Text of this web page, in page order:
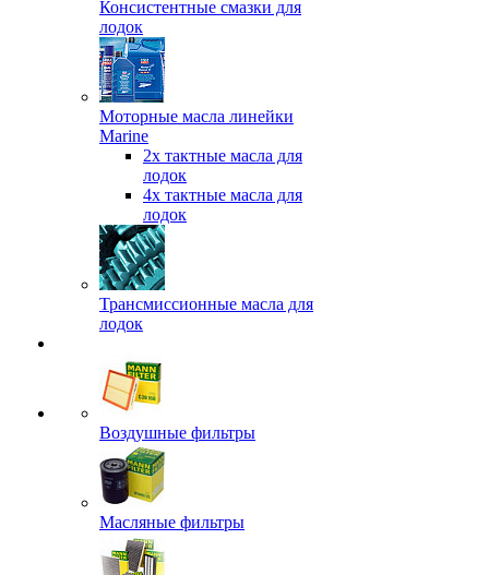
Консистентные смазки для
лодок
Моторные масла линейки
Marine
2х тактные масла для
лодок
4х тактные масла для
лодок
Трансмиссионные масла для
лодок
Воздушные фильтры
Масляные фильтры